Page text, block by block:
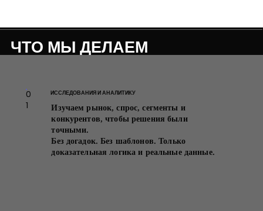
ЧТО МЫ ДЕЛАЕМ
01 СТРАТЕГИЯ
Позиционирование,
маркетинговая стратегия,
медиапланирование и
коммуникационная архитектура
0
1
ИССЛЕДОВАНИЯ И АНАЛИТИКУ
Изучаем рынок, спрос, сегменты и
конкурентов, чтобы решения были
точными.
Без догадок. Без шаблонов. Только
доказательная логика и реальные данные.